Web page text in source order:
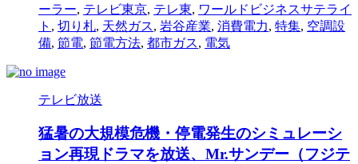
ーラー, テレビ東京, テレ東, ワールドビジネスサテライ
ト , 切り札, 天然ガス, 岩谷産業, 消費電力, 特集, 空調設
備, 節電, 節電方法, 都市ガス, 電気
テレビ放送
猛暑の大規模危機・停電発生のシミュレーシ
ョン再現ドラマを放送、Mr.サンデー（フジテ